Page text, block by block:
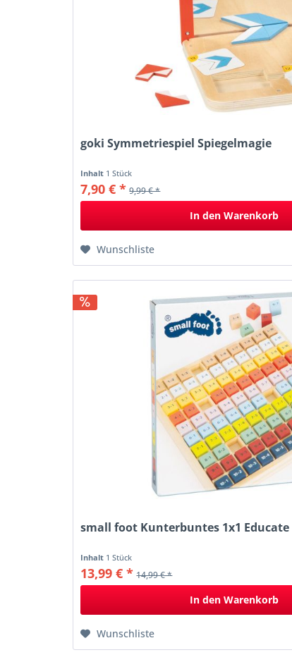
goki Symmetriespiel Spiegelmagie
Inhalt 1 Stück
7,90 € * 9,99 € *
In den Warenkorb
Wunschliste
small foot Kunterbuntes 1x1 Educate
Inhalt 1 Stück
13,99 € * 14,99 € *
In den Warenkorb
Wunschliste